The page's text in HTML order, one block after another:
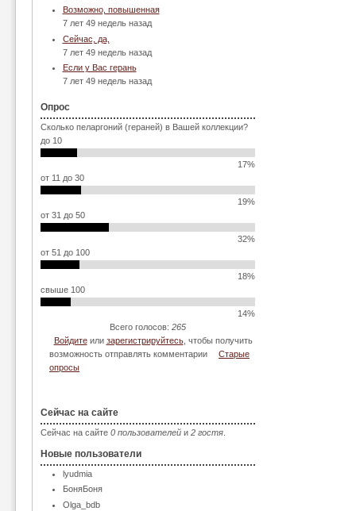
Возможно, повышенная
7 лет 49 недель назад
Сейчас, да,
7 лет 49 недель назад
Если у Вас герань
7 лет 49 недель назад
Опрос
Сколько пеларгоний (гераней) в Вашей коллекции?
до 10
17%
от 11 до 30
19%
от 31 до 50
32%
от 51 до 100
18%
свыше 100
14%
Всего голосов: 265
Войдитеили зарегистрируйтесь, чтобы получить
возможность отправлять комментарии
Старые
опросы
Сейчас на сайте
Сейчас на сайте 0 пользователей и 2 гостя
Новые пользователи
lyudmia
БоняБоня
Olga_bdb